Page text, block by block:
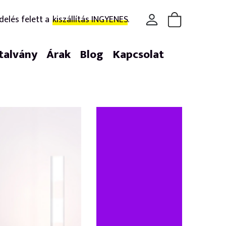
felett a kiszállítás INGYENES.
Árak Blog Kapcsolat